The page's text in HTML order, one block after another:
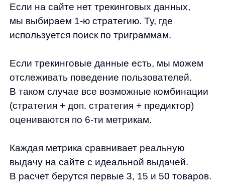
по своим запросам в течении 7-ми минут.
Чем больше совпадений между реальной
выдачей и идеальной, тем выше значение
Чтобы стало понятнее, давайте посмотрим
на то, как работает одна из метрик.
Метрика № 1. Требует, чтобы товары
в нашей выдаче были расположены
не совпадает с ожидаемой, оценка
снижается.
Например, запрос «полка». В идеальной